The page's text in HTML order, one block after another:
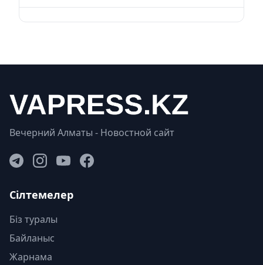
Вечерний Алматы - Новостной сайт
Сілтемелер
Біз туралы
Байланыс
Жарнама